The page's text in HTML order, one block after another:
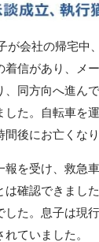
が会社の帰宅中
着信があり、メ
、同方向へ進ん
した。自転車を
後にお亡くな
報を受け、救急
は確認できまし
した。息子は現
ていました。